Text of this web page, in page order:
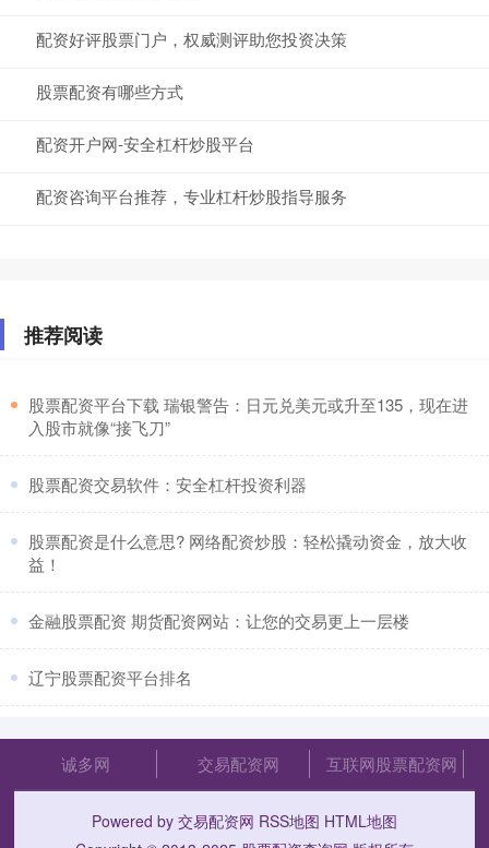
配资好评股票门户，权威测评助您投资决策
股票配资有哪些方式
配资开户网-安全杠杆炒股平台
配资咨询平台推荐，专业杠杆炒股指导服务
推荐阅读
​股票配资平台下载 瑞银警告：日元兑美元或升至135，现在进
入股市就像“接飞刀”
​股票配资交易软件：安全杠杆投资利器
​股票配资是什么意思? 网络配资炒股：轻松撬动资金，放大收
益！
​金融股票配资 期货配资网站：让您的交易更上一层楼
​辽宁股票配资平台排名
诚多网 交易配资网 互联网股票配资网
Powered by 交易配资网 RSS地图 HTML地图